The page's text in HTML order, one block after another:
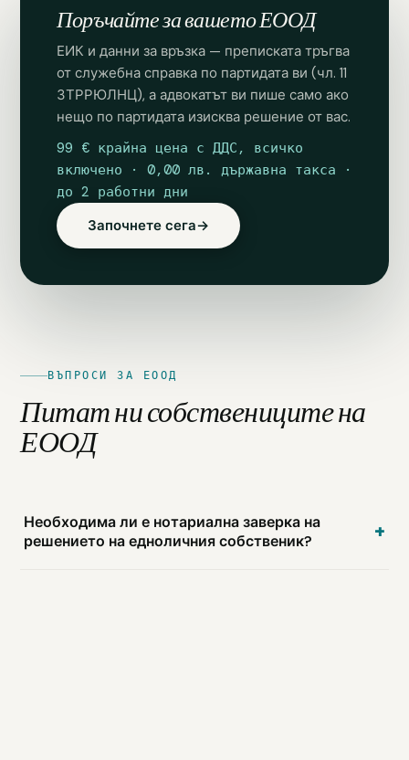
Поръчайте за вашето ЕООД
ЕИК и данни за връзка — преписката тръгва
от служебна справка по партидата ви (чл. 11
ЗТРРЮЛНЦ), а адвокатът ви пише само ако
нещо по партидата изисква решение от вас.
99 € крайна цена с ДДС, всичко
включено · 0,00 лв. държавна такса ·
до 2 работни дни
Започнете сега→
ВЪПРОСИ ЗА ЕООД
Питат ни собствениците на
ЕООД
Необходима ли е нотариална заверка на
решението на едноличния собственик?